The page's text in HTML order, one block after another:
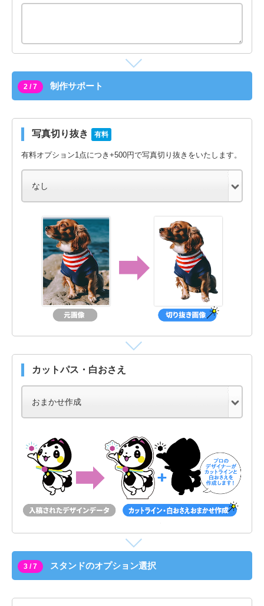
2 / 7 制作サポート
写真切り抜き 有料
有料オプション1点につき+500円で写真切り抜きをいたします。
カットパス・白おさえ
3 / 7 スタンドのオプション選択